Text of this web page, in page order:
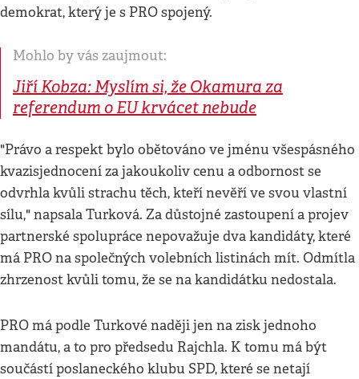
demokrat, který je s PRO spojený.
Mohlo by vás zaujmout:
Jiří Kobza: Myslím si, že Okamura za
referendum o EU krvácet nebude
"Právo a respekt bylo obětováno ve jménu všespásného
kvazisjednocení za jakoukoliv cenu a odbornost se
odvrhla kvůli strachu těch, kteří nevěří ve svou vlastní
sílu," napsala Turková. Za důstojné zastoupení a projev
partnerské spolupráce nepovažuje dva kandidáty, které
má PRO na společných volebních listinách mít. Odmítla
zhrzenost kvůli tomu, že se na kandidátku nedostala.
PRO má podle Turkové naději jen na zisk jednoho
mandátu, a to pro předsedu Rajchla. K tomu má být
součástí poslaneckého klubu SPD, které se netají